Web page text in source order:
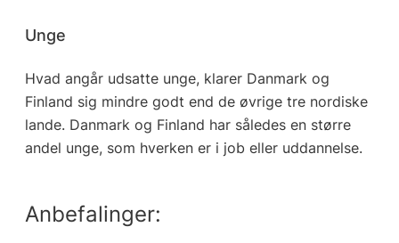
Unge
Hvad angår udsatte unge, klarer Danmark og
Finland sig mindre godt end de øvrige tre nordiske
lande. Danmark og Finland har således en større
andel unge, som hverken er i job eller uddannelse.
Anbefalinger: